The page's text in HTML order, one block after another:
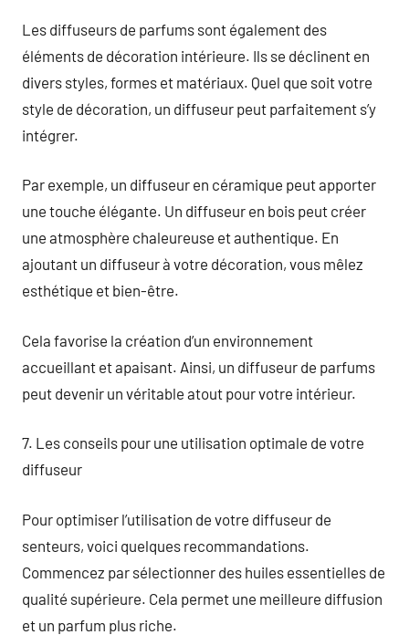
Les diffuseurs de parfums sont également des
éléments de décoration intérieure. Ils se déclinent en
divers styles, formes et matériaux. Quel que soit votre
style de décoration, un diffuseur peut parfaitement s’y
intégrer.
Par exemple, un diffuseur en céramique peut apporter
une touche élégante. Un diffuseur en bois peut créer
une atmosphère chaleureuse et authentique. En
ajoutant un diffuseur à votre décoration, vous mêlez
esthétique et bien-être.
Cela favorise la création d’un environnement
accueillant et apaisant. Ainsi, un diffuseur de parfums
peut devenir un véritable atout pour votre intérieur.
7. Les conseils pour une utilisation optimale de votre
diffuseur
Pour optimiser l’utilisation de votre diffuseur de
senteurs, voici quelques recommandations.
Commencez par sélectionner des huiles essentielles de
qualité supérieure. Cela permet une meilleure diffusion
et un parfum plus riche.